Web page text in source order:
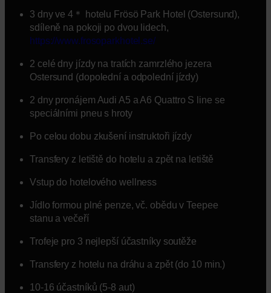
3 dny ve 4＊ hotelu Frösö Park Hotel (Ostersund),
sdíleně na pokoji po dvou lidech,
https://www.frosoparkhotel.se/
2 celé dny jízdy na tratích zamrzlého jezera
Ostersund (dopolední a odpolední jízdy)
2 dny pronájem Audi A5 a A6 Quattro S line se
speciálními pneu s hroty
Po celou dobu zkušení instruktoři jízdy
Transfery z letiště do hotelu a zpět na letiště
Vstup do hotelového wellness
Jídlo formou plné penze, vč. obědu v Teepee
stanu a večeří
Trofeje pro 3 nejlepší účastníky soutěže
Transfery z hotelu na dráhu a zpět (do 10 min.)
10-16 účastníků (5-8 aut)